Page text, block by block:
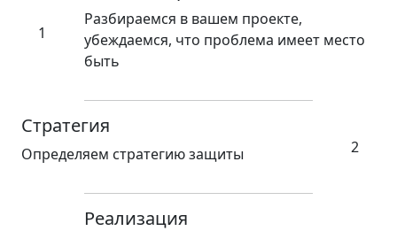
1
Разбираемся в вашем проекте,
убеждаемся, что проблема имеет место
быть
Стратегия
Определяем стратегию защиты 2
Реализация